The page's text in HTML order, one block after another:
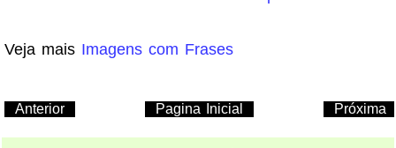
Veja mais Imagens com Frases
Anterior Próxima
Pagina Inicial